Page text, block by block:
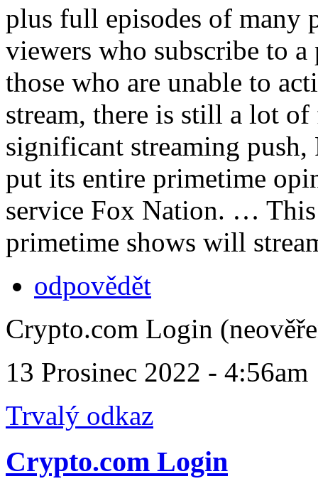
plus full episodes of many
viewers who subscribe to
those who are unable to
stream, there is still a lot
significant streaming
put its entire primetime
service Fox Nation. …
primetime shows will
odpovědět
Crypto.com Login
13 Prosinec 2022 - 4:56am
Trvalý odkaz
Crypto.com Login